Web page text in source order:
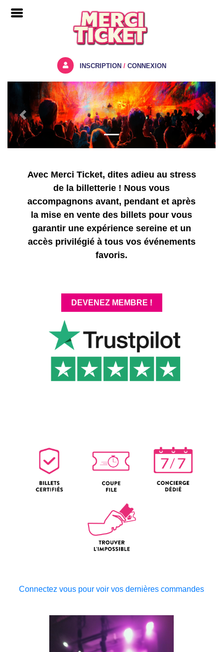
INSCRIPTION / CONNEXION
Previous Next
Avec Merci Ticket, dites adieu au stress
de la billetterie ! Nous vous
accompagnons avant, pendant et après
la mise en vente des billets pour vous
garantir une expérience sereine et un
accès privilégié à tous vos événements
favoris.
DEVENEZ MEMBRE !
Connectez vous pour voir vos dernières commandes